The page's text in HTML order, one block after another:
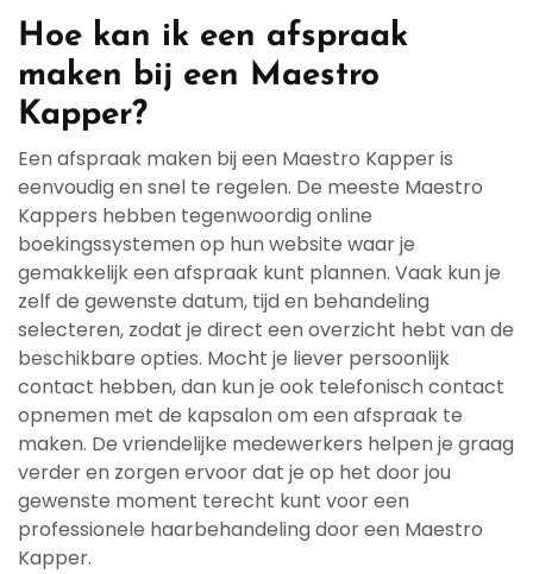
Hoe kan ik een afspraak
maken bij een Maestro
Kapper?
Een afspraak maken bij een Maestro Kapper is
eenvoudig en snel te regelen. De meeste Maestro
Kappers hebben tegenwoordig online
boekingssystemen op hun website waar je
gemakkelijk een afspraak kunt plannen. Vaak kun je
zelf de gewenste datum, tijd en behandeling
selecteren, zodat je direct een overzicht hebt van de
beschikbare opties. Mocht je liever persoonlijk
contact hebben, dan kun je ook telefonisch contact
opnemen met de kapsalon om een afspraak te
maken. De vriendelijke medewerkers helpen je graag
verder en zorgen ervoor dat je op het door jou
gewenste moment terecht kunt voor een
professionele haarbehandeling door een Maestro
Kapper.